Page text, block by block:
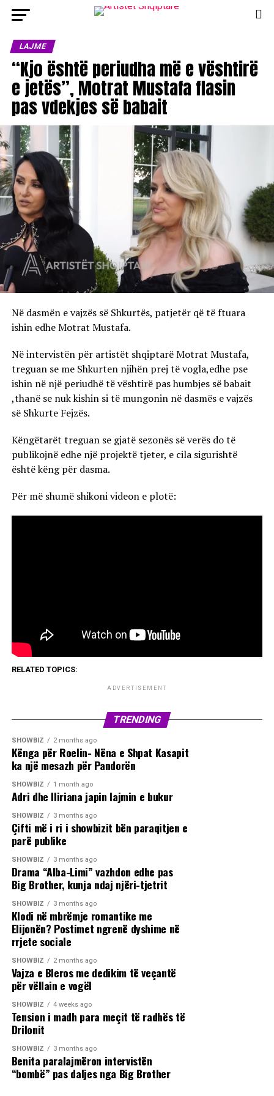
LAJME
“Kjo është periudha më e vështirë
e jetës”, Motrat Mustafa flasin
pas vdekjes së babait
Në dasmën e vajzës së Shkurtës, patjetër që të ftuara
ishin edhe Motrat Mustafa.
Në intervistën për artistët shqiptarë Motrat Mustafa,
treguan se me Shkurten njihën prej të vogla,edhe pse
ishin në një periudhë të vështirë pas humbjes së babait
,thanë se nuk kishin si të mungonin në dasmës e vajzës
së Shkurte Fejzës.
Këngëtarët treguan se gjatë sezonës së verës do të
publikojnë edhe një projektë tjeter, e cila sigurishtë
është këng për dasma.
Për më shumë shikoni videon e plotë:
RELATED TOPICS:
ADVERTISEMENT
TRENDING
SHOWBIZ 2 months ago
Kënga për Roelin- Nëna e Shpat Kasapit
ka një mesazh për Pandorën
SHOWBIZ 1 month ago
Adri dhe Iliriana japin lajmin e bukur
SHOWBIZ 3 months ago
Çifti më i ri i showbizit bën paraqitjen e
parë publike
SHOWBIZ 3 months ago
Drama “Alba-Limi” vazhdon edhe pas
Big Brother, kunja ndaj njëri-tjetrit
SHOWBIZ 3 months ago
Klodi në mbrëmje romantike me
Elijonën? Postimet ngrenë dyshime në
rrjete sociale
SHOWBIZ 2 months ago
Vajza e Bleros me dedikim të veçantë
për vëllain e vogël
SHOWBIZ 4 weeks ago
Tension i madh para meçit të radhës të
Drilonit
SHOWBIZ 3 months ago
Benita paralajmëron intervistën
“bombë” pas daljes nga Big Brother